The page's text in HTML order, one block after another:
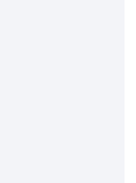
продукцию
и мы изготовим коврики